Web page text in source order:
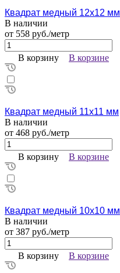
Квадрат медный 12х12 мм
В наличии
от 558 руб./метр
В корзину В корзине
Квадрат медный 11х11 мм
В наличии
от 468 руб./метр
В корзину В корзине
Квадрат медный 10х10 мм
В наличии
от 387 руб./метр
В корзину В корзине